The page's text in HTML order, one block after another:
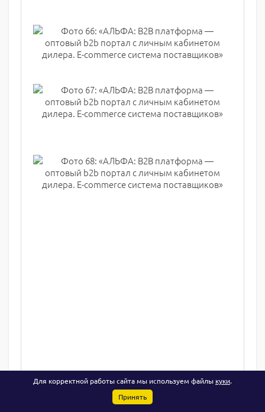
Что такое оптовый B2B портал
Для корректной работы сайта мы используем файлы куки.
Принять